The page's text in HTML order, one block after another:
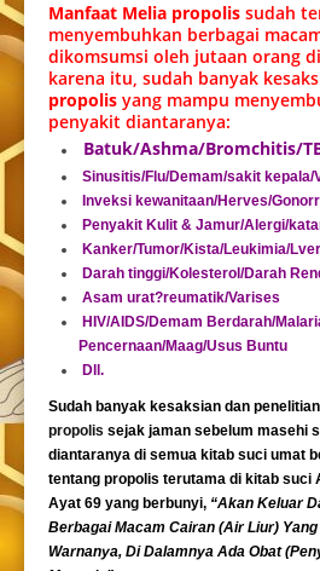
Manfaat Melia propolis sudah
menyembuhkan berbagai
dikomsumsi oleh jutaan orang
karena itu, sudah banyak
propolis yang mampu
penyakit diantaranya:
Batuk/Ashma/Bromchitis/
Sinusitis/Flu/Demam/sakit kepala/
Inveksi kewanitaan/Herves/
Penyakit Kulit & Jamur/Alergi/
Kanker/Tumor/Kista/Leukimia/
Darah tinggi/Kolesterol/Darah
Asam urat?reumatik/Varises
HIV/AIDS/Demam Berdarah/
Pencernaan/Maag/Usus Buntu
Dll.
Sudah banyak kesaksian dan
propolis sejak jaman sebelum masehi
diantaranya di semua kitab suci umat
tentang propolis terutama di kitab suci
Ayat 69 yang berbunyi, “Akan Keluar
Berbagai Macam Cairan (Air Liur)
Warnanya, Di Dalamnya Ada Obat